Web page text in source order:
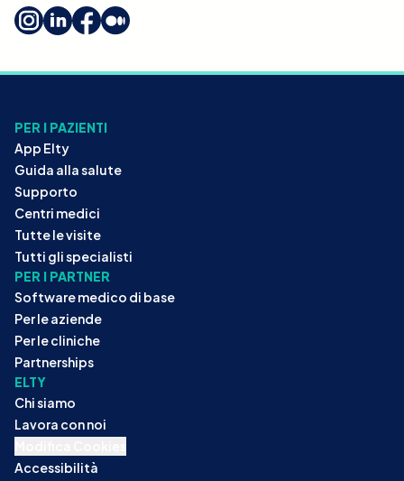
PER I PAZIENTI
App Elty
Guida alla salute
Supporto
Centri medici
Tutte le visite
Tutti gli specialisti
PER I PARTNER
Software medico di base
Per le aziende
Per le cliniche
Partnerships
ELTY
Chi siamo
Lavora con noi
Accessibilità